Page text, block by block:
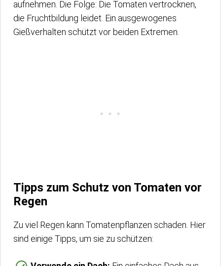
aufnehmen. Die Folge: Die Tomaten vertrocknen,
die Fruchtbildung leidet. Ein ausgewogenes
Gießverhalten schützt vor beiden Extremen.
Tipps zum Schutz von Tomaten vor
Regen
Zu viel Regen kann Tomatenpflanzen schaden. Hier
sind einige Tipps, um sie zu schützen: